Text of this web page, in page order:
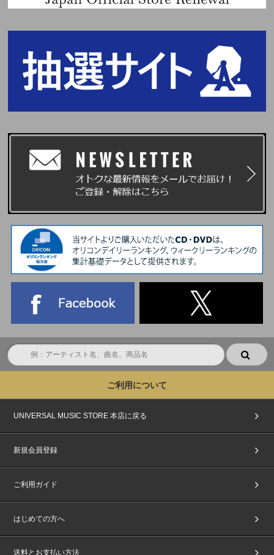
ご利用について
UNIVERSAL MUSIC STORE 本店に戻る
新規会員登録
ご利用ガイド
はじめての方へ
送料とお支払い方法